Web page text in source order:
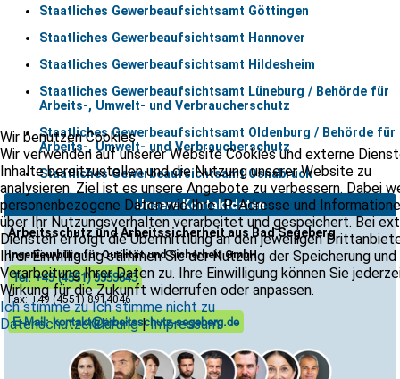
Staatliches Gewerbeaufsichtsamt Göttingen
Staatliches Gewerbeaufsichtsamt Hannover
Staatliches Gewerbeaufsichtsamt Hildesheim
Staatliches Gewerbeaufsichtsamt Lüneburg / Behörde für
Arbeits-, Umwelt- und Verbraucherschutz
Staatliches Gewerbeaufsichtsamt Oldenburg / Behörde für
Arbeits-, Umwelt- und Verbraucherschutz
Staatliches Gewerbeaufsichtsamt Osnabrück
Unsere Kontaktdaten
Arbeitsschutz und Arbeitssicherheit aus Bad Segeberg
Ingenieurbüro für Qualität und Sicherheit GmbH
Tel: +49 (4551) 9959643
Fax: +49 (4551) 8914046
E-Mail: kontakt@arbeitsschutz-segeberg.de
Wir benutzen Cookies
Wir verwenden auf unserer Website Cookies und externe
Inhalte bereitzustellen und die Nutzung unserer Website zu
analysieren. Ziel ist es unsere Angebote zu verbessern. Dabei
personenbezogene Daten wie Ihre IP-Adresse und
über Ihr Nutzungsverhalten verarbeitet und gespeichert. Bei
Diensten erfolgt die Übermittlung an den jeweiligen
Ihrer Einwilligung stimmen Sie der Nutzung der Speicherung und
Verarbeitung Ihrer Daten zu. Ihre Einwilligung können Sie
Wirkung für die Zukunft widerrufen oder anpassen.
Ich stimme zu Ich stimme nicht zu
Datenschutzerklärung|Impressum